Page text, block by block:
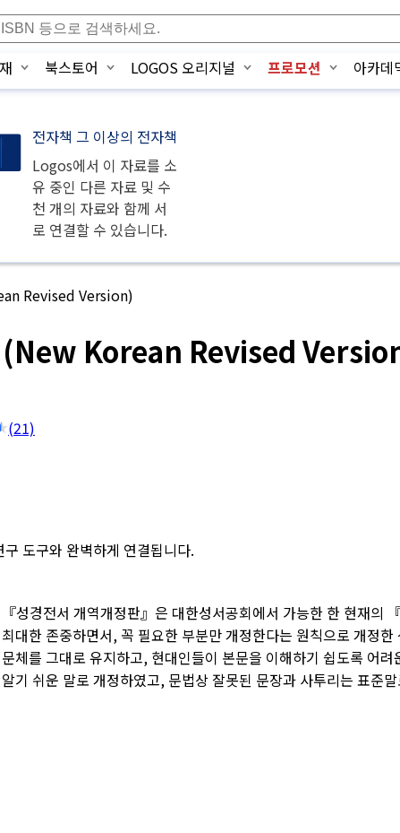
북스토어 LOGOS 오리지널 프로모션 아카데
전자책 그 이상의 전자책
Logos에서 이 자료를 소
유 중인 다른 자료 및 수
천 개의 자료와 함께 서
로 연결할 수 있습니다.
Revised Version)
(New Korean Revised
(21)
도구와 완벽하게 연결됩니다.
『성경전서 개역개정판』은 대한성서공회에서 가능한 한 현재의
최대한 존중하면서, 꼭 필요한 부분만 개정한다는 원칙으로 개정한
문체를 그대로 유지하고, 현대인들이 본문을 이해하기 쉽도록 어려
알기 쉬운 말로 개정하였고, 문법상 잘못된 문장과 사투리는 표준